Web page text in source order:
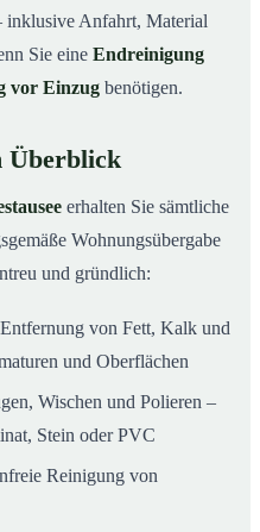
inklusive Anfahrt, Material
Sie eine Endreinigung
vor Einzug benötigen.
Überblick
erhalten Sie sämtliche
Wohnungsübergabe
und gründlich:
Entfernung von Fett, Kalk und
und Oberflächen
Wischen und Polieren –
Stein oder PVC
Reinigung von